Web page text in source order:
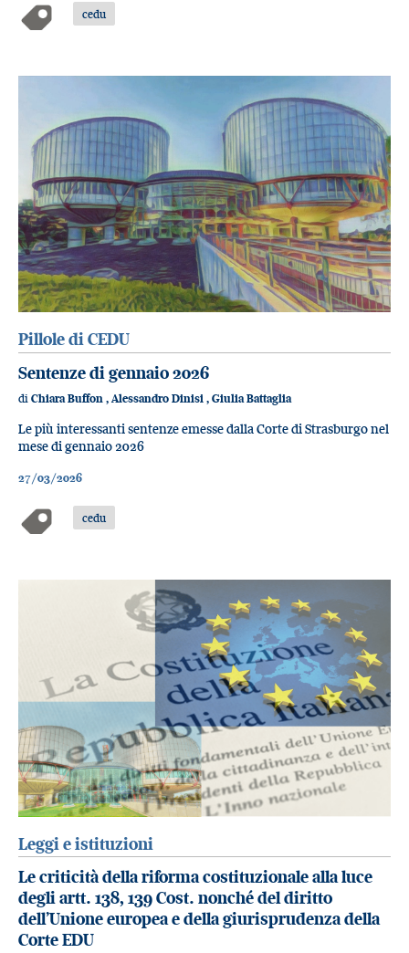
cedu
Pillole di CEDU
Sentenze di gennaio 2026
di Chiara Buffon , Alessandro Dinisi , Giulia Battaglia
Le più interessanti sentenze emesse dalla Corte di Strasburgo nel
mese di gennaio 2026
27/03/2026
cedu
Leggi e istituzioni
Le criticità della riforma costituzionale alla luce
degli artt. 138, 139 Cost. nonché del diritto
dell’Unione europea e della giurisprudenza della
Corte EDU